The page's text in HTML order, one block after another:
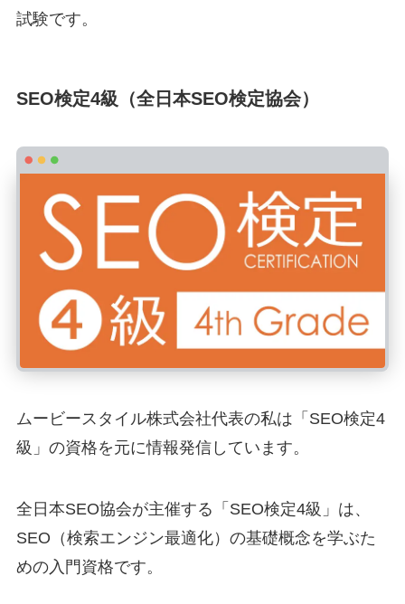
試験です。
SEO検定4級（全日本SEO検定協会）
ムービースタイル株式会社代表の私は「SEO検定4
級」の資格を元に情報発信しています。
全日本SEO協会が主催する「SEO検定4級」は、
SEO（検索エンジン最適化）の基礎概念を学ぶた
めの入門資格です。